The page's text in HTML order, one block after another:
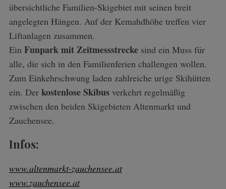
übersichtliche Familien-Skigebiet mit seinen breit
angelegten Hängen. Auf der Kemahdhöhe treffen vier
Liftanlagen zusammen.
Ein Funpark mit Zeitmessstreckesind ein Muss für
alle, die sich in den Familienferien challengen wollen.
Zum Einkehrschwung laden zahlreiche urige Skihütten
ein. Der kostenlose Skibusverkehrt regelmäßig
zwischen den beiden Skigebieten Altenmarkt und
Zauchensee.
Infos:
www.altenmarkt-zauchensee.at
www.zauchensee.at